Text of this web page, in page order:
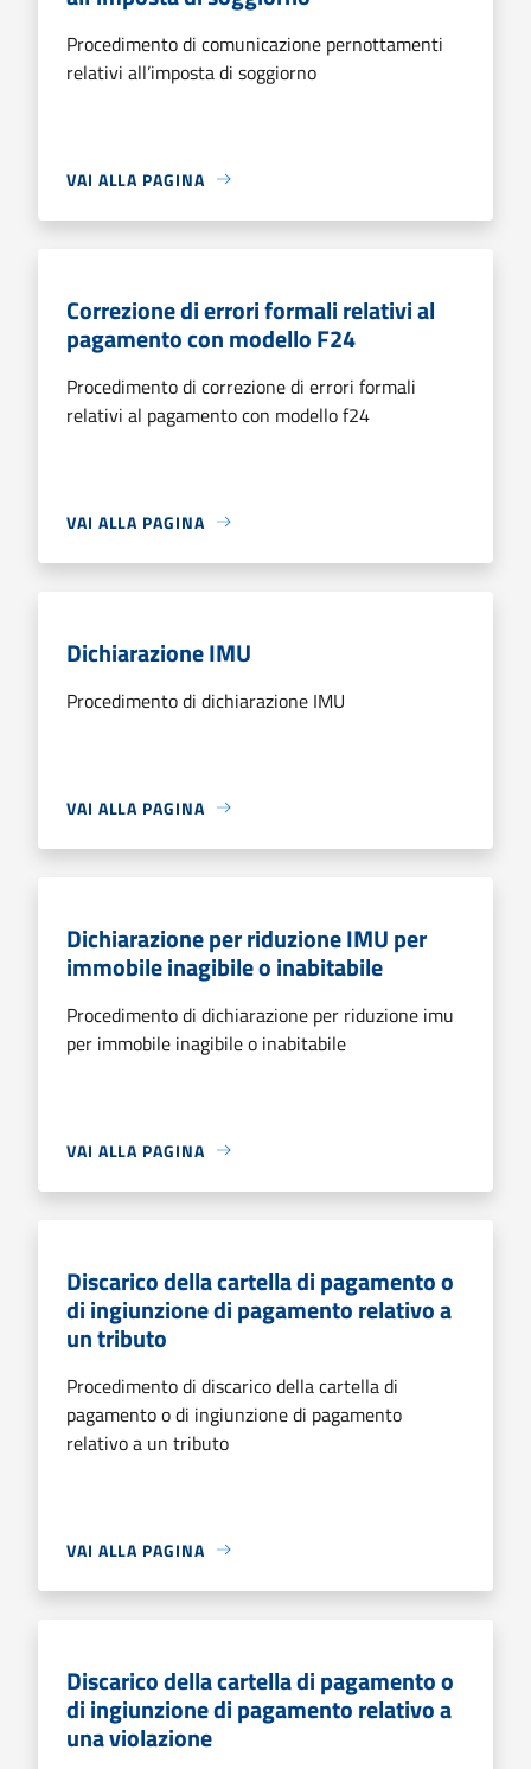
Procedimento di comunicazione pernottamenti
relativi all’imposta di soggiorno
VAI ALLA PAGINA
Correzione di errori formali relativi al
pagamento con modello F24
Procedimento di correzione di errori formali
relativi al pagamento con modello f24
VAI ALLA PAGINA
Dichiarazione IMU
Procedimento di dichiarazione IMU
VAI ALLA PAGINA
Dichiarazione per riduzione IMU per
immobile inagibile o inabitabile
Procedimento di dichiarazione per riduzione imu
per immobile inagibile o inabitabile
VAI ALLA PAGINA
Discarico della cartella di pagamento o
di ingiunzione di pagamento relativo a
un tributo
Procedimento di discarico della cartella di
pagamento o di ingiunzione di pagamento
relativo a un tributo
VAI ALLA PAGINA
Discarico della cartella di pagamento o
di ingiunzione di pagamento relativo a
una violazione